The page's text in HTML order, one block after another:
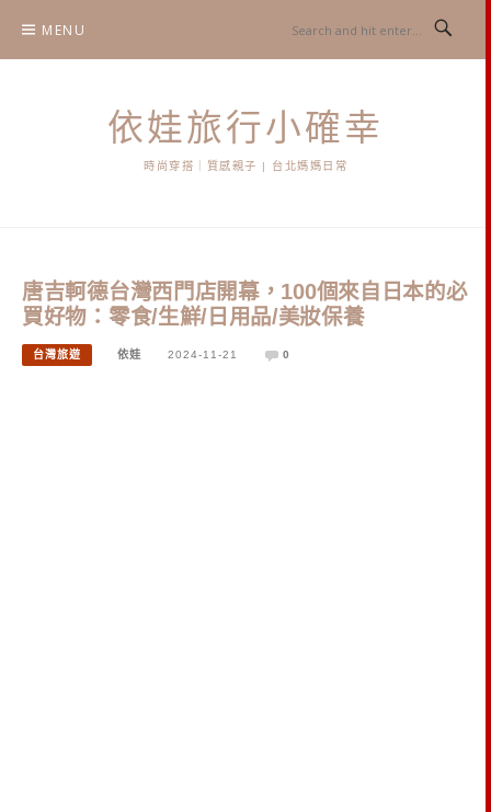
content
MENU
依娃旅行小確幸
時尚穿搭｜質感親子 | 台北媽媽日常
唐吉軻德台灣西門店開幕，100個來自日本的必
買好物：零食/生鮮/日用品/美妝保養
台灣旅遊 依娃 2024-11-21 0